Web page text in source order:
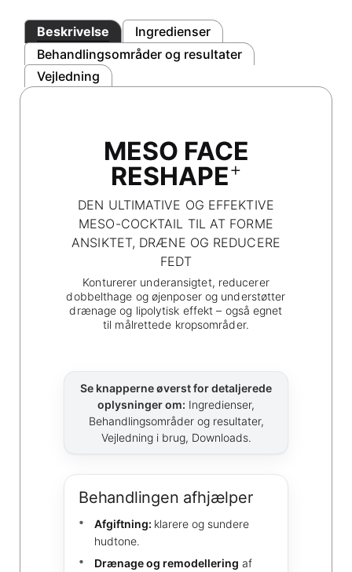
Beskrivelse
Ingredienser
Behandlingsområder og resultater
Vejledning
MESO FACE
RESHAPE+
DEN ULTIMATIVE OG EFFEKTIVE
MESO-COCKTAIL TIL AT FORME
ANSIKTET, DRÆNE OG REDUCERE
FEDT
Konturerer underansigtet, reducerer
dobbelthage og øjenposer og understøtter
drænage og lipolytisk effekt – også egnet
til målrettede kropsområder.
Se knapperne øverst for detaljerede
oplysninger om: Ingredienser,
Behandlingsområder og resultater,
Vejledning i brug, Downloads.
Behandlingen afhjælper
Afgiftning: klarere og sundere
hudtone.
Drænage og remodellering af